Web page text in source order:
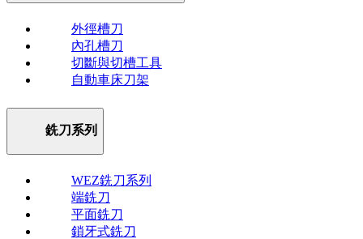
外徑槽刀
內孔槽刀
切斷與切槽工具
自動車床刀架
銑刀系列
WEZ銑刀系列
端銑刀
平面銑刀
鎖牙式銑刀